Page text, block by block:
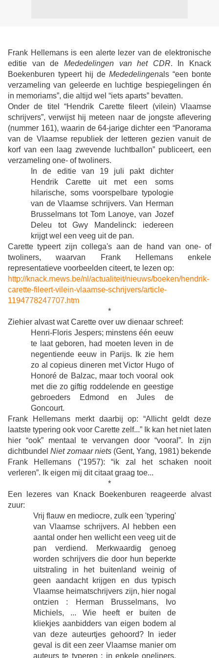
Frank Hellemans is een alerte lezer van de elektronische
editie van de
Mededelingen van het CDR. In Knack
Boekenburen typeert hij de Mededelingenals “een bonte
verzameling van geleerde en luchtige bespiegelingen én
in memoriams”, die altijd wel “iets aparts” bevatten.
Onder de titel “Hendrik Carette fileert (vilein) Vlaamse
schrijvers”, verwijst hij meteen naar de jongste aflevering
(nummer 161), waarin de 64-jarige dichter een “Panorama
van de Vlaamse republiek der letteren gezien vanuit de
korf van een laag zwevende luchtballon” publiceert, een
verzameling one- of twoliners.
In de editie van 19 juli pakt dichter
Hendrik Carette uit met een soms
hilarische, soms voorspelbare typologie
van de Vlaamse schrijvers. Van Herman
Brusselmans tot Tom Lanoye, van Jozef
Deleu tot Gwy Mandelinck: iedereen
krijgt wel een veeg uit de pan.
Carette typeert zijn collega's aan de hand van one- of
twoliners, waarvan Frank Hellemans enkele
representatieve voorbeelden citeert, te lezen op:
http://knack.rnews.be/nl/actualiteit/nieuws/boeken/hendrik-
carette-fileert-vilein-vlaamse-schrijvers/article-
1194778247707.htm
*
Ziehier alvast wat Carette over uw dienaar schreef:
Henri-Floris Jespers; minstens één eeuw
te laat geboren, had moeten leven in de
negentiende eeuw in Parijs. Ik zie hem
zo al copieus dineren met Victor Hugo of
Honoré de Balzac, maar toch vooral ook
met die zo giftig roddelende en geestige
gebroeders Edmond en Jules de
Goncourt.
Frank Hellemans merkt daarbij op: “Allicht geldt deze
laatste typering ook voor Carette zelf...” Ik kan het niet laten
hier “ook” mentaal te vervangen door “vooral”. In zijn
dichtbundelNiet zomaar niets(Gent, Yang, 1981) bekende
Frank Hellemans (°1957): “ik zal het schaken nooit
verleren”. Ik eigen mij dit citaat graag toe...
*
Een lezeres van Knack Boekenburen reageerde alvast
zuur:
Vrij flauw en mediocre, zulk een 'typering'
van Vlaamse schrijvers. Al hebben een
aantal onder hen wellicht een veeg uit de
pan verdiend. Merkwaardig genoeg
worden schrijvers die door hun beperkte
uitstraling in het buitenland weinig of
geen aandacht krijgen en dus typisch
Vlaamse heimatschrijvers zijn, hier nogal
ontzien : Herman Brusselmans, Ivo
Michiels, ... Wie heeft er buiten de
kliekjes aanbidders van eigen bodem al
van deze auteurtjes gehoord? In ieder
geval is dit een zeer Vlaamse manier om
auteurs te typeren : in enkele oneliners,